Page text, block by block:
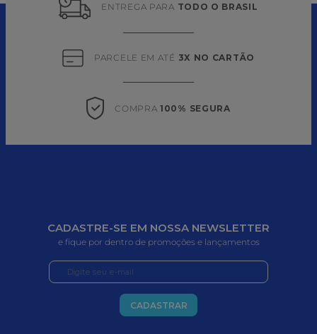
ENTREGA PARA TODO O BRASIL
PARCELE EM ATÉ 3X NO CARTÃO
COMPRA 100% SEGURA
CADASTRE-SE EM NOSSA NEWSLETTER
e fique por dentro de promoções e lançamentos
CADASTRAR